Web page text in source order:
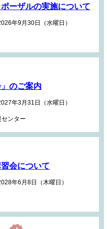
ーザルの実施について
年9月30日（水曜日）
のご案内
年3月31日（水曜日）
ンター
会について
年6月8日（木曜日）